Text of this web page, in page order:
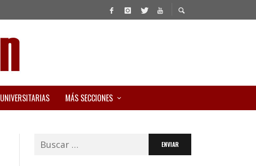
UNIVERSITARIAS MÁS SECCIONES
Buscar: